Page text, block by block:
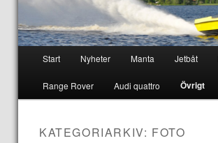
Hoppa
till
Hoppa
till
Start Nyheter Manta Jetbåt
Range Rover Audi quattro Övrigt
KATEGORIARKIV: FOTO